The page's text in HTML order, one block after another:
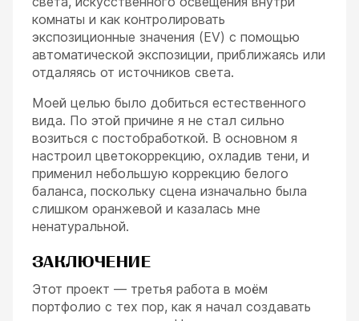
комнаты и как контролировать
экспозиционные значения (EV) с помощью
автоматической экспозиции, приближаясь или
отдаляясь от источников света.
Моей целью было добиться естественного
вида. По этой причине я не стал сильно
возиться с постобработкой. В основном я
настроил цветокоррекцию, охладив тени, и
применил небольшую коррекцию белого
баланса, поскольку сцена изначально была
слишком оранжевой и казалась мне
ненатуральной.
ЗАКЛЮЧЕНИЕ
Этот проект — третья работа в моём
портфолио с тех пор, как я начал создавать